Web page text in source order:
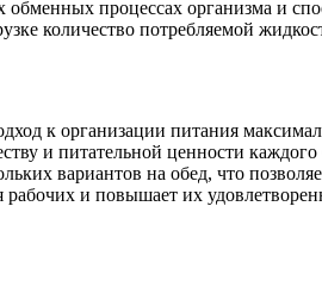
процессах организма и
количество потребляемой
к организации питания
и питательной ценности
вариантов на обед, что
и повышает их